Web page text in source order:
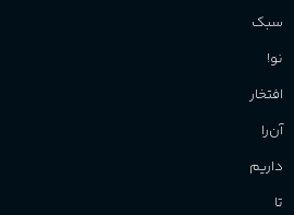
سبک
نو!
افتخار
آن‌را
داریم
تا